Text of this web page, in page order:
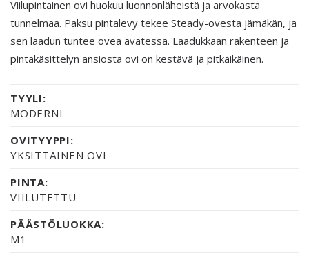
Viilupintainen ovi huokuu luonnonläheistä ja arvokasta
tunnelmaa. Paksu pintalevy tekee Steady-ovesta jämäkän, ja
sen laadun tuntee ovea avatessa. Laadukkaan rakenteen ja
pintakäsittelyn ansiosta ovi on kestävä ja pitkäikäinen.
TYYLI:
MODERNI
OVITYYPPI:
YKSITTÄINEN OVI
PINTA:
VIILUTETTU
PÄÄSTÖLUOKKA:
M1